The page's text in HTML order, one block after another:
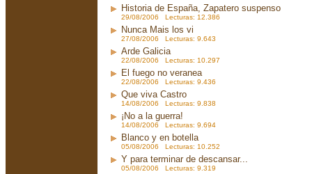
Historia de España, Zapatero suspenso
29/08/2006 Lecturas: 12.386
Nunca Mais los vi
27/08/2006 Lecturas: 9.643
Arde Galicia
22/08/2006 Lecturas: 10.297
El fuego no veranea
22/08/2006 Lecturas: 9.436
Que viva Castro
14/08/2006 Lecturas: 9.838
¡No a la guerra!
14/08/2006 Lecturas: 9.694
Blanco y en botella
05/08/2006 Lecturas: 10.252
Y para terminar de descansar...
05/08/2006 Lecturas: 9.319